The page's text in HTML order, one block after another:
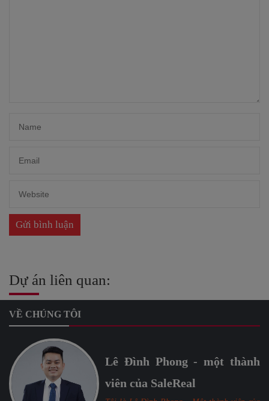
Dự án liên quan:
VỀ CHÚNG TÔI
Lê Đình Phong - một thành
viên của SaleReal